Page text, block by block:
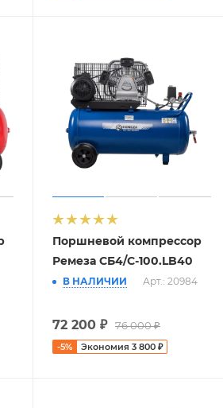
Поршневой компрессор
Ремеза СБ4/С-100.LB40
В НАЛИЧИИ Арт.: 20984
72 200 ₽ 76 000₽
-5% Экономия 3 800 ₽